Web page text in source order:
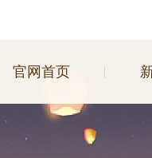
杜拉拉升职记
官网首页